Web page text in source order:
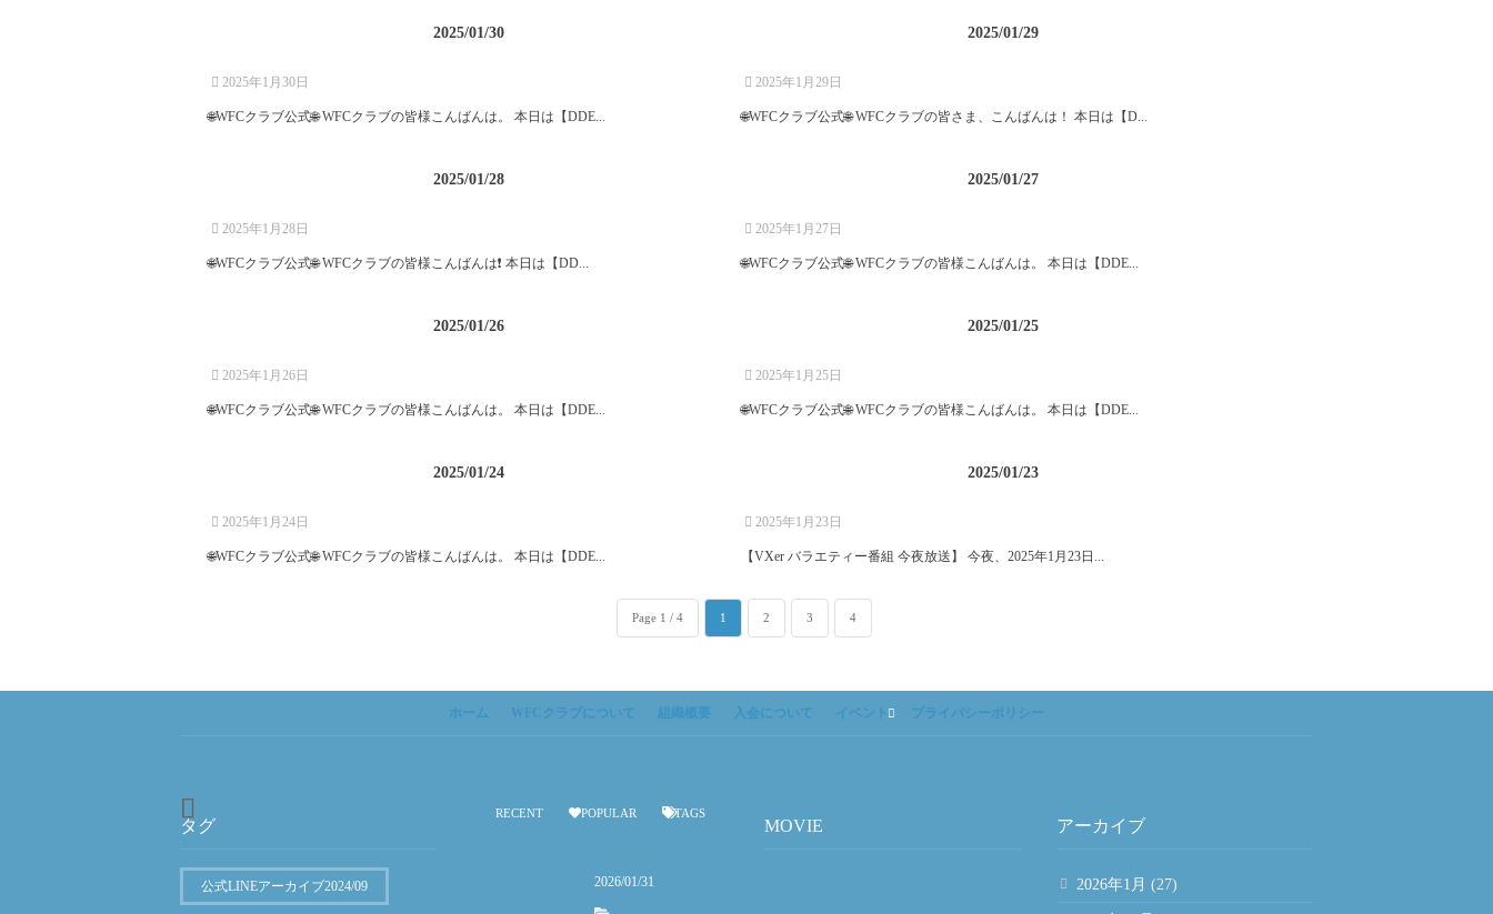
2025/01/30
2025年1月30日
🌐WFCクラブ公式🌐 WFCクラブの皆様こんばんは。 本日は【DDE...
2025/01/29
2025年1月29日
🌐WFCクラブ公式🌐 WFCクラブの皆さま、こんばんは！ 本日は【D...
2025/01/28
2025年1月28日
🌐WFCクラブ公式🌐 WFCクラブの皆様こんばんは❗️ 本日は【DD...
2025/01/27
2025年1月27日
🌐WFCクラブ公式🌐 WFCクラブの皆様こんばんは。 本日は【DDE...
2025/01/26
2025年1月26日
🌐WFCクラブ公式🌐 WFCクラブの皆様こんばんは。 本日は【DDE...
2025/01/25
2025年1月25日
🌐WFCクラブ公式🌐 WFCクラブの皆様こんばんは。 本日は【DDE...
2025/01/24
2025年1月24日
🌐WFCクラブ公式🌐 WFCクラブの皆様こんばんは。 本日は【DDE...
2025/01/23
2025年1月23日
【VXer バラエティー番組 今夜放送】 今夜、2025年1月23日...
Page 1 / 4 1 2 3 4
ホーム WFCクラブについて 組織概要 入会について イベント プライバシーポリシー
タグ
公式LINEアーカイブ2024/09
RECENT POPULAR TAGS
2026/01/31
MOVIE アーカイブ
2026年1月 (27)